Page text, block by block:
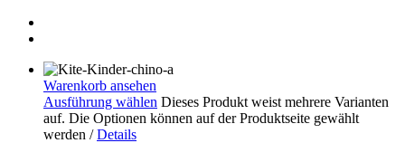
Warenkorb ansehen
Ausführung wählen Dieses Produkt weist mehrere Varianten
auf. Die Optionen können auf der Produktseite gewählt
werden / Details